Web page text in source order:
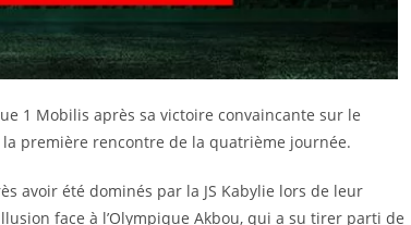
1 Mobilis après sa victoire convaincante sur le
première rencontre de la quatrième journée.
avoir été dominés par la JS Kabylie lors de leur
face à l’Olympique Akbou, qui a su tirer parti de